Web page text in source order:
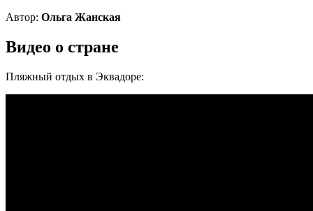
Автор: Ольга Жанская
Видео о стране
Пляжный отдых в Эквадоре: